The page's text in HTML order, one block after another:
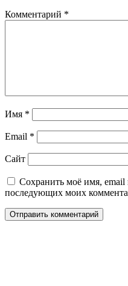
Комментарий *
Имя *
Email *
Сайт
Сохранить моё имя, email
последующих моих